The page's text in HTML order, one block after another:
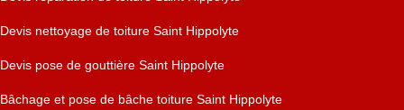
Devis nettoyage de toiture Saint Hippolyte
Devis pose de gouttière Saint Hippolyte
Bâchage et pose de bâche toiture Saint Hippolyte